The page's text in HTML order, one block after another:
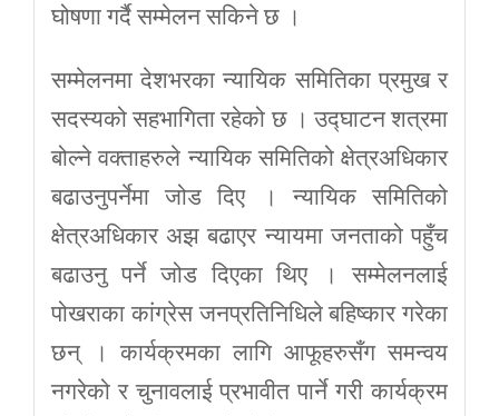
घोषणा गर्दै सम्मेलन सकिने छ ।
सम्मेलनमा देशभरका न्यायिक समितिका प्रमुख र
सदस्यको सहभागिता रहेको छ । उद्घाटन शत्रमा
बोल्ने वक्ताहरुले न्यायिक समितिको क्षेत्रअधिकार
बढाउनुपर्नेमा जोड दिए । न्यायिक समितिको
क्षेत्रअधिकार अझ बढाएर न्यायमा जनताको पहुँच
बढाउनु पर्ने जोड दिएका थिए । सम्मेलनलाई
पोखराका कांग्रेस जनप्रतिनिधिले बहिष्कार गरेका
छन् । कार्यक्रमका लागि आफूहरुसँग समन्वय
नगरेको र चुनावलाई प्रभावीत पार्ने गरी कार्यक्रम